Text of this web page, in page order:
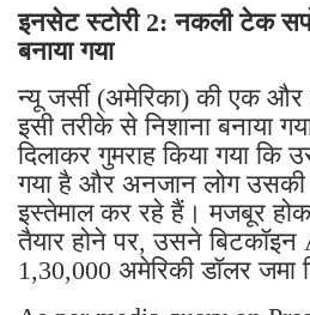
इनसेट स्टोरी 2: नकली टेक
बनाया गया
न्यू जर्सी (अमेरिका) की एक और
इसी तरीके से निशाना बनाया
दिलाकर गुमराह किया गया कि
गया है और अनजान लोग उसकी
इस्तेमाल कर रहे हैं। मजबूर
तैयार होने पर, उसने
1,30,000 अमेरिकी डॉलर जमा